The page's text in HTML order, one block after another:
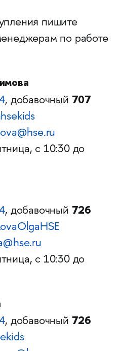
пишите
по работе
, добавочный 707
с 10:30 до
, добавочный 726
с 10:30 до
, добавочный 726